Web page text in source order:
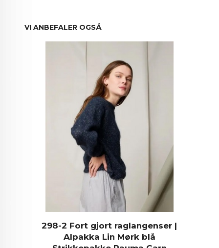
VI ANBEFALER OGSÅ
298-2 Fort gjort raglangenser |
Alpakka Lin Mørk blå